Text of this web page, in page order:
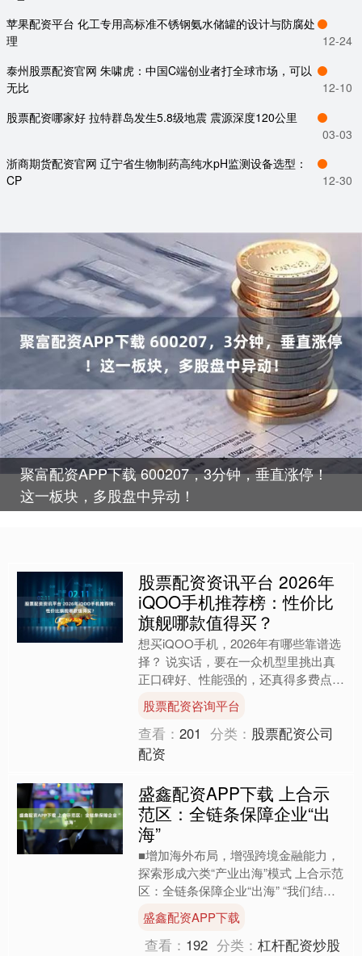
苹果配资平台 化工专用高标准不锈钢氨水储罐的设计与防腐处
理
12-24
泰州股票配资官网 朱啸虎：中国C端创业者打全球市场，可以
无比
12-10
股票配资哪家好 拉特群岛发生5.8级地震 震源深度120公里
03-03
浙商期货配资官网 辽宁省生物制药高纯水pH监测设备选型：
CP
12-30
聚富配资APP下载 600207，3分钟，垂直涨停！
这一板块，多股盘中异动！
股票配资资讯平台 2026年
iQOO手机推荐榜：性价比
旗舰哪款值得买？
想买iQOO手机，2026年有哪些靠谱选
择？ 说实话，要在一众机型里挑出真
正口碑好、性能强的，还真得多费点
心。iQOO不只是vivo的一个“副牌”，这
些年靠着性....
股票配资咨询平台
查看：201 分类： 股票配资公司
配资
盛鑫配资APP下载 上合示
范区：全链条保障企业“出
海”
■增加海外布局，增强跨境金融能力，
探索形成六类“产业出海”模式 上合示范
区：全链条保障企业“出海” “我们结合
机器人、AI技术做了一款导轨移动式充
电机器人，主要....
盛鑫配资APP下载
查看： 192 分类：杠杆配资炒股